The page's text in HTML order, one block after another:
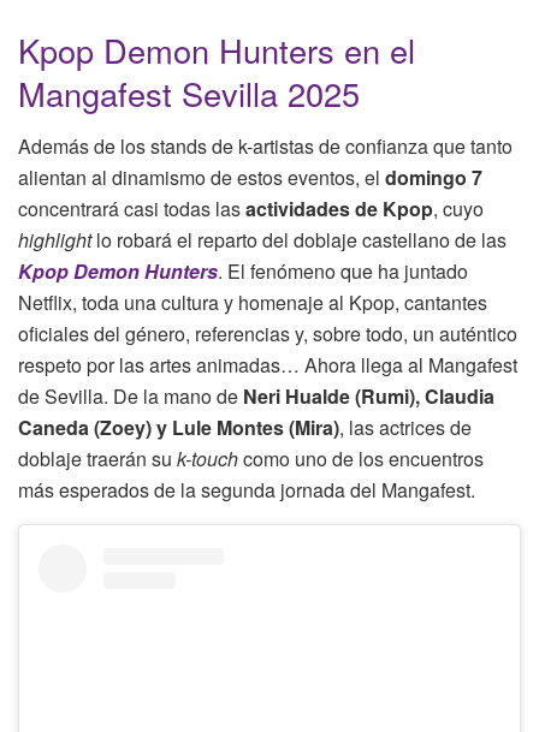
Kpop Demon Hunters en el
Mangafest Sevilla 2025
Además de los stands de k-artistas de confianza que tanto
alientan al dinamismo de estos eventos, el domingo 7
concentrará casi todas lasactividades de Kpop, cuyo
highlightlo robará el reparto del doblaje castellano de las
Kpop Demon Hunters. El fenómeno que ha juntado
Netflix, toda una cultura y homenaje al Kpop, cantantes
oficiales del género, referencias y, sobre todo, un auténtico
respeto por las artes animadas… Ahora llega al Mangafest
de Sevilla. De la mano de Neri Hualde (Rumi), Claudia
Caneda (Zoey) y Lule Montes (Mira), las actrices de
doblaje traerán su k-touchcomo uno de los encuentros
más esperados de la segunda jornada del Mangafest.